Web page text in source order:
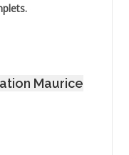
.
Maurice